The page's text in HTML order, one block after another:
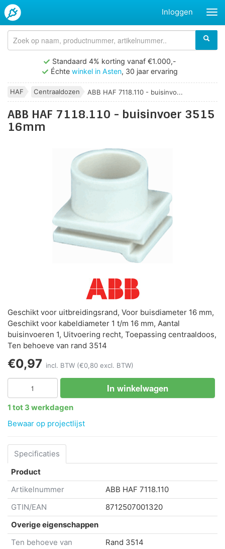
Inloggen
Standaard 4% korting vanaf €1.000,-
Échte winkel in Asten, 30 jaar ervaring
HAF Centraaldozen ABB HAF 7118.110 - buisinvo...
ABB HAF 7118.110 - buisinvoer 3515
16mm
Geschikt voor uitbreidingsrand, Voor buisdiameter 16 mm,
Geschikt voor kabeldiameter 1 t/m 16 mm, Aantal
buisinvoeren 1, Uitvoering recht, Toepassing centraaldoos,
Ten behoeve van rand 3514
€0,97 incl. BTW (€0,80 excl. BTW)
In winkelwagen
1 tot 3 werkdagen
Bewaar op projectlijst
Specificaties
Product
Artikelnummer
ABB HAF 7118.110
GTIN/EAN
8712507001320
Overige eigenschappen
Ten behoeve van
Rand 3514